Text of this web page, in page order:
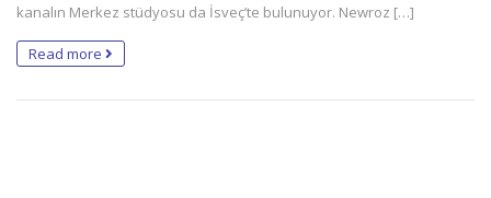
kanalın Merkez stüdyosu da İsveç’te bulunuyor. Newroz […]
Read more